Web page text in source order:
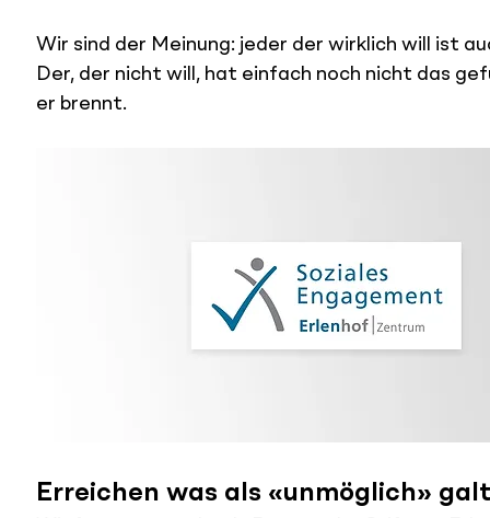
Wir sind der Meinung: jeder der wirklich will ist
Der, der nicht will, hat einfach noch nicht das
er brennt.
Erreichen was als «unmöglich»